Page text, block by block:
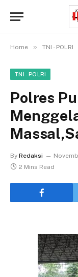
Home » TNI - POLRI
TNI - POLRI
Polres
By Redaksi
2 Mins Read